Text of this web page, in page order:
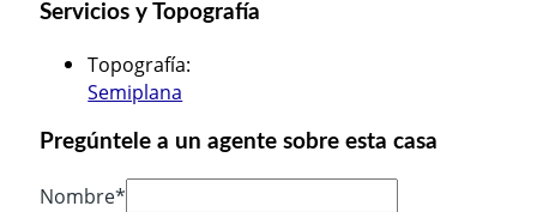
Servicios y Topografía
Topografía:
Semiplana
Pregúntele a un agente sobre esta casa
Nombre*